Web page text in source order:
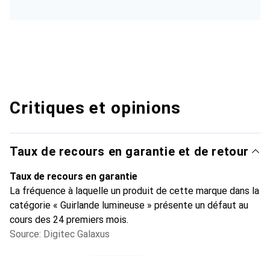
Critiques et opinions
Taux de recours en garantie et de retour
Taux de recours en garantie
La fréquence à laquelle un produit de cette marque dans la
catégorie « Guirlande lumineuse » présente un défaut au
cours des 24 premiers mois.
Source: Digitec Galaxus